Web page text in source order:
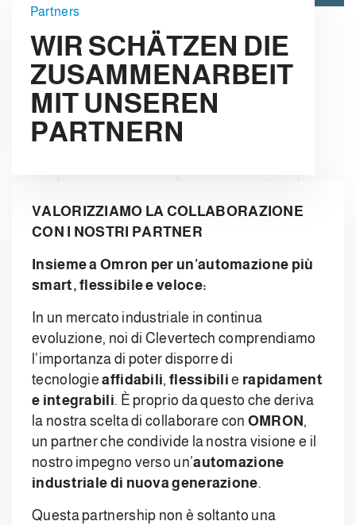
Partners
WIR SCHÄTZEN DIE
ZUSAMMENARBEIT
MIT UNSEREN
PARTNERN
VALORIZZIAMO LA COLLABORAZIONE
CON I NOSTRI PARTNER
Insieme a Omron per un’automazione più
smart, flessibile e veloce:
In un mercato industriale in continua
evoluzione, noi di Clevertech comprendiamo
l'importanza di poter disporre di
tecnologieaffidabili, flessibili e rapidament
e integrabili. È proprio da questo che deriva
la nostra scelta di collaborare con OMRON ,
un partner che condivide la nostra visione e il
nostro impegno verso un’automazione
industriale di nuova generazione.
Questa partnership non è soltanto una